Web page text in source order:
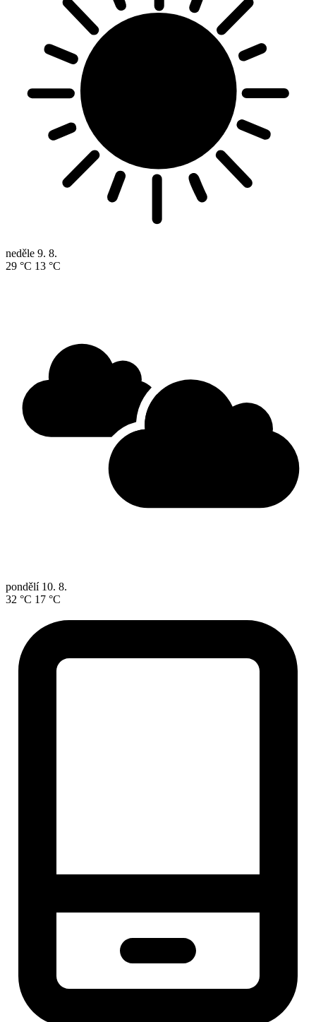
neděle 9. 8.
29 °C 13 °C
pondělí 10. 8.
32 °C 17 °C